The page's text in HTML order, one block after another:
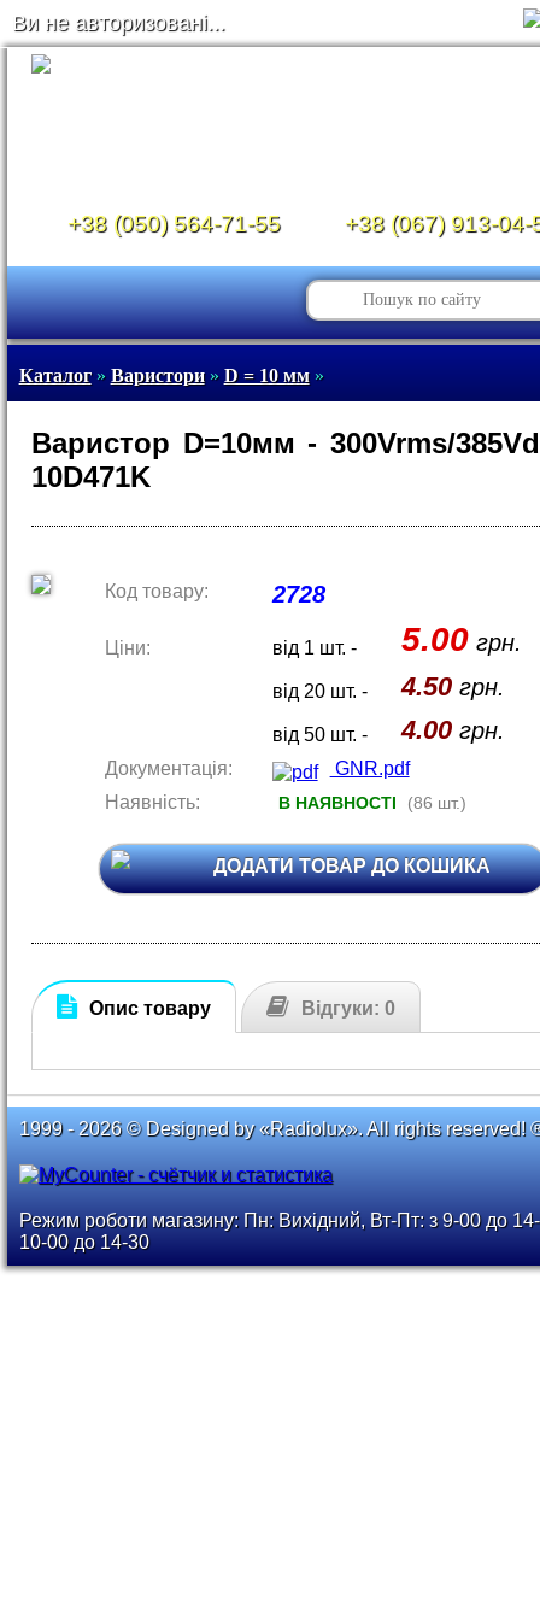
Ви не авторизовані...
+38 (050) 564-71-55 +38 (067) 913-04-
Каталог» Варистори» D = 10 мм»
Варистор D=10мм - 300Vrms/
10D471K
Код товару: 2728
Ціни: від 1 шт. - 5.00грн.
від 20 шт. - 4.50грн.
від 50 шт. - 4.00грн.
Документація:
GNR.pdf
Наявність:
В НАЯВНОСТІ (86 шт.)
ДОДАТИ ТОВАР ДО КОШИКА
Опис товару Відгуки: 0
1999 - 2026 © Designed by «Radiolux». All rights reserved!
Режим роботи магазину: Пн: Вихідний, Вт-Пт: з 9-00 до
10-00 до 14-30